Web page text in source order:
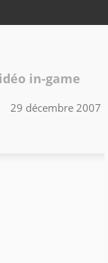
in-game
29 décembre 2007